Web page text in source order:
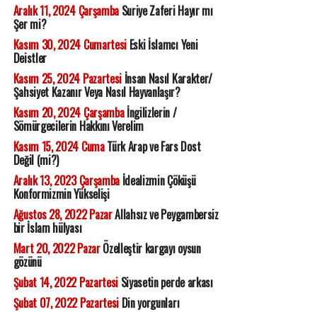
Aralık 11, 2024 ÇarşambaSuriye Zaferi Hayır mı
Şer mi?
Kasım 30, 2024 CumartesiEski İslamcı Yeni
Deistler
Kasım 25, 2024 Pazartesiİnsan Nasıl Karakter/
Şahsiyet Kazanır Veya Nasıl Hayvanlaşır?
Kasım 20, 2024 Çarşambaİngilizlerin /
Sömürgecilerin Hakkını Verelim
Kasım 15, 2024 CumaTürk Arap ve Fars Dost
Değil (mi?)
Aralık 13, 2023 Çarşambaİdealizmin Çöküşü
Konformizmin Yükselişi
Ağustos 28, 2022 PazarAllahsız ve Peygambersiz
bir İslam hülyası
Mart 20, 2022 PazarÖzelleştir kargayı oysun
gözünü
Şubat 14, 2022 PazartesiSiyasetin perde arkası
Şubat 07, 2022 PazartesiDin yorgunları